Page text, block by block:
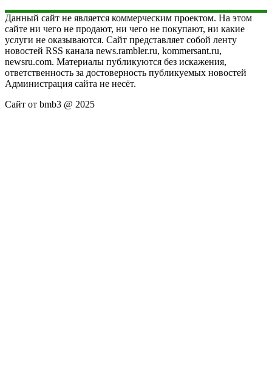
Данный сайт не является коммерческим проектом. На этом
сайте ни чего не продают, ни чего не покупают, ни какие
услуги не оказываются. Сайт представляет собой ленту
новостей RSS канала news.rambler.ru, kommersant.ru,
newsru.com. Материалы публикуются без искажения,
ответственность за достоверность публикуемых новостей
Администрация сайта не несёт.
Сайт от bmb3 @ 2025